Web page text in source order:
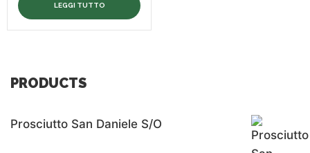
LEGGI TUTTO
PRODUCTS
Prosciutto San Daniele S/o